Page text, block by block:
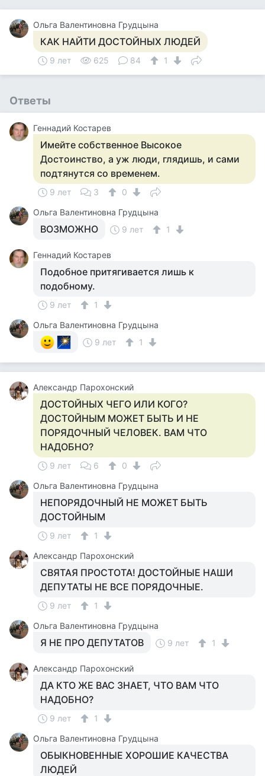
Ольга Валентиновна Грудцына
КАК НАЙТИ ДОСТОЙНЫХ ЛЮДЕЙ
9 лет 625 84 1
Ответы
Геннадий Костарев
Имейте собственное Высокое
Достоинство, а уж люди, глядишь, и сами
подтянутся со временем.
9 лет 3
0
Ольга Валентиновна Грудцына
ВОЗМОЖНО 9 лет 1
Геннадий Костарев
Подобное притягивается лишь к
подобному.
9 лет
1
Ольга Валентиновна Грудцына
9 лет
1
Александр Парохонский
ДОСТОЙНЫХ ЧЕГО ИЛИ КОГО?
ДОСТОЙНЫМ МОЖЕТ БЫТЬ И НЕ
ПОРЯДОЧНЫЙ ЧЕЛОВЕК. ВАМ ЧТО
НАДОБНО?
9 лет 6
0
Ольга Валентиновна Грудцына
НЕПОРЯДОЧНЫЙ НЕ МОЖЕТ БЫТЬ
ДОСТОЙНЫМ
9 лет
1
Александр Парохонский
СВЯТАЯ ПРОСТОТА! ДОСТОЙНЫЕ НАШИ
ДЕПУТАТЫ НЕ ВСЕ ПОРЯДОЧНЫЕ.
9 лет
1
Ольга Валентиновна Грудцына
Я НЕ ПРО ДЕПУТАТОВ 9 лет 1
Александр Парохонский
ДА КТО ЖЕ ВАС ЗНАЕТ, ЧТО ВАМ ЧТО
НАДОБНО?
9 лет
1
Ольга Валентиновна Грудцына
ОБЫКНОВЕННЫЕ ХОРОШИЕ КАЧЕСТВА
ЛЮДЕЙ